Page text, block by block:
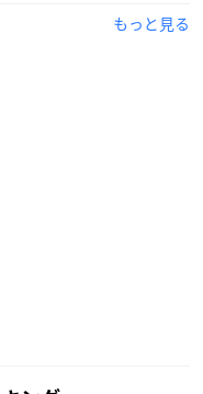
もっと見る